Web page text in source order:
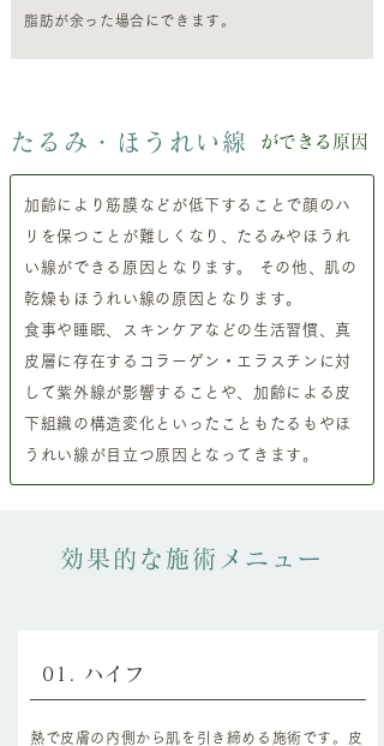
脂肪が余った場合にできます。
たるみ・ほうれい線 ができる原因
加齢により筋膜などが低下することで顔のハ
リを保つことが難しくなり、たるみやほうれ
い線ができる原因となります。 その他、肌の
乾燥もほうれい線の原因となります。
食事や睡眠、スキンケアなどの生活習慣、真
皮層に存在するコラーゲン・エラスチンに対
して紫外線が影響することや、加齢による皮
下組織の構造変化といったこともたるもやほ
うれい線が目立つ原因となってきます。
効果的な施術メニュー
01. ハイフ
熱で皮膚の内側から肌を引き締める施術です。皮